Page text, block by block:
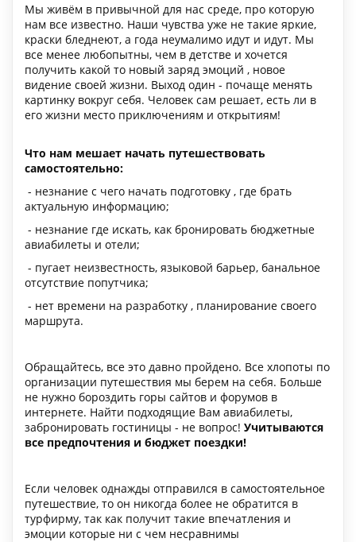
Мы живём в привычной для нас среде, про которую
нам все известно. Наши чувства уже не такие яркие,
краски бледнеют, а года неумалимо идут и идут. Мы
все менее любопытны, чем в детстве и хочется
получить какой то новый заряд эмоций , новое
видение своей жизни. Выход один - почаще менять
картинку вокруг себя. Человек сам решает, есть ли в
его жизни место приключениям и открытиям!
Что нам мешает начать путешествовать
самостоятельно:
- незнание с чего начать подготовку , где брать
актуальную информацию;
- незнание где искать, как бронировать бюджетные
авиабилеты и отели;
- пугает неизвестность, языковой барьер, банальное
отсутствие попутчика;
- нет времени на разработку , планирование своего
маршрута.
Обращайтесь, все это давно пройдено. Все хлопоты по
организации путешествия мы берем на себя. Больше
не нужно бороздить горы сайтов и форумов в
интернете. Найти подходящие Вам авиабилеты,
забронировать гостиницы - не вопрос! Учитываются
все предпочтения и бюджет поездки!
Если человек однажды отправился в самостоятельное
путешествие, то он никогда более не обратится в
турфирму, так как получит такие впечатления и
эмоции которые ни с чем несравнимы